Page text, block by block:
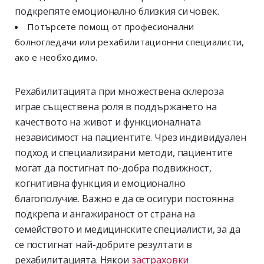
подкрепяте емоционално близкия си човек.
Потърсете помощ от професионални
болногледачи или рехабилитационни специалисти,
ако е необходимо.
Рехабилитацията при множествена склероза
играе съществена роля в поддържането на
качеството на живот и функционалната
независимост на пациентите. Чрез индивидуален
подход и специализирани методи, пациентите
могат да постигнат по-добра подвижност,
когнитивна функция и емоционално
благополучие. Важно е да се осигури постоянна
подкрепа и ангажираност от страна на
семейството и медицинските специалисти, за да
се постигнат най-добрите резултати в
рехабилитацията. Някои застраховки